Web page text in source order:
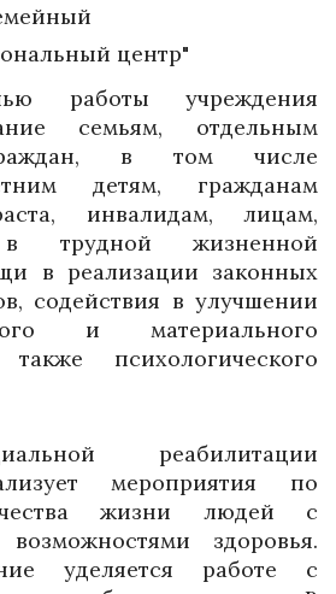
центр"
работы учреждения
семьям, отдельным
в том числе
детям, гражданам
инвалидам, лицам,
в трудной жизненной
в реализации законных
содействия в улучшении
и материального
психологического
реабилитации
мероприятия по
жизни людей с
здоровья.
уделяется работе с